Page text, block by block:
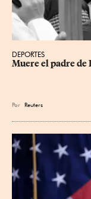
DEPORTES
Muere el padre de
Por Reuters